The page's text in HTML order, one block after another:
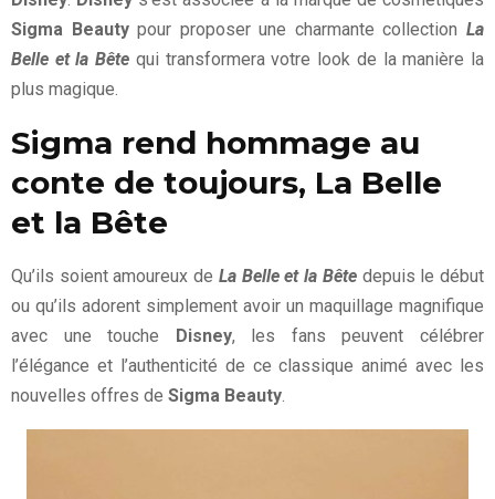
Sigma Beautypour proposer une charmante collectionLa
Belle et la Bête qui transformera votre look de la manière la
plus magique.
Sigma rend hommage au
conte de toujours, La Belle
et la Bête
Qu’ils soient amoureux de La Belle et la Bête depuis le début
ou qu’ils adorent simplement avoir un maquillage magnifique
avec une touche Disney, les fans peuvent célébrer
l’élégance et l’authenticité de ce classique animé avec les
nouvelles offres de Sigma Beauty.